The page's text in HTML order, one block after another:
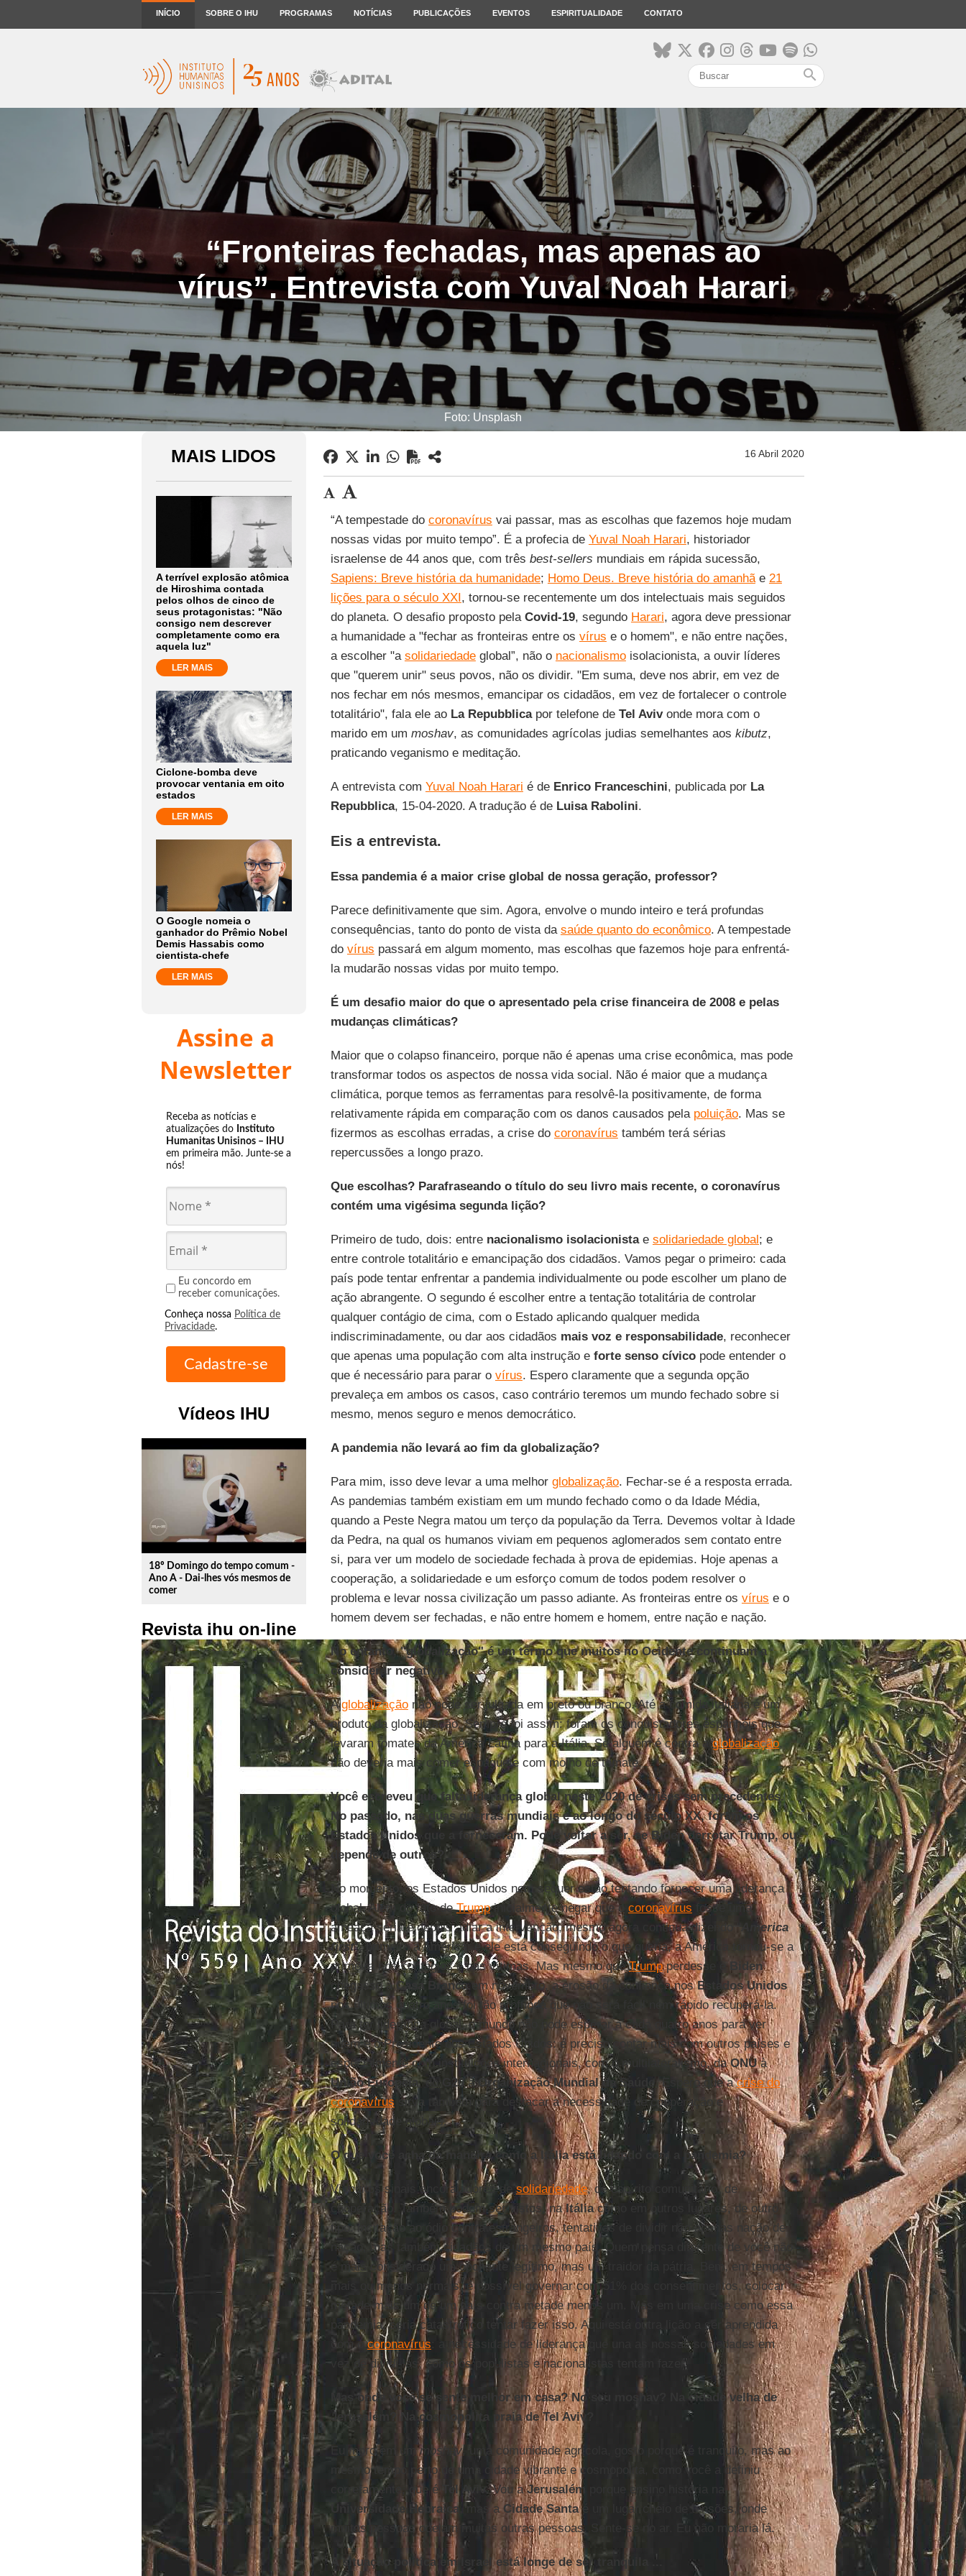
INÍCIO SOBRE O IHU PROGRAMAS NOTÍCIAS PUBLICAÇÕES EVENTOS ESPIRITUALIDADE CONTATO
search
“Fronteiras fechadas, mas apenas ao
vírus”. Entrevista com Yuval Noah Harari
Foto: Unsplash
MAIS LIDOS
A terrível explosão atômica
de Hiroshima contada
pelos olhos de cinco de
seus protagonistas: "Não
consigo nem descrever
completamente como era
aquela luz"
LER MAIS
Ciclone-bomba deve
provocar ventania em oito
estados
LER MAIS
O Google nomeia o
ganhador do Prêmio Nobel
Demis Hassabis como
cientista-chefe
LER MAIS
Assine a
Newsletter
Receba as notícias e
atualizações do Instituto
Humanitas Unisinos – IHU
em primeira mão. Junte-se a
nós!
Eu concordo em
receber comunicações.
Conheça nossa Política de
Privacidade.
Vídeos IHU
play_circle_outline
18º Domingo do tempo comum -
Ano A - Dai-lhes vós mesmos de
comer
Revista ihu on-line
16 Abril 2020
“A tempestade do coronavírus vai passar, mas as escolhas que fazemos hoje mudam
nossas vidas por muito tempo”. É a profecia de Yuval Noah Harari, historiador
israelense de 44 anos que, com três best-sellers mundiais em rápida sucessão,
Sapiens: Breve história da humanidade; Homo Deus. Breve história do amanhãe 21
lições para o século XXI, tornou-se recentemente um dos intelectuais mais seguidos
do planeta. O desafio proposto pela Covid-19, segundo Harari, agora deve pressionar
a humanidade a "fechar as fronteiras entre os vírus e o homem", e não entre nações,
a escolher "a solidariedadeglobal”, não o nacionalismoisolacionista, a ouvir líderes
que "querem unir" seus povos, não os dividir. "Em suma, deve nos abrir, em vez de
nos fechar em nós mesmos, emancipar os cidadãos, em vez de fortalecer o controle
totalitário", fala ele ao La Repubblicapor telefone de Tel Avivonde mora com o
marido em um moshav, as comunidades agrícolas judias semelhantes aos kibutz,
praticando veganismo e meditação.
A entrevista com Yuval Noah Harari é de Enrico Franceschini, publicada por La
Repubblica, 15-04-2020. A tradução é de Luisa Rabolini.
Eis a entrevista.
Essa pandemia é a maior crise global de nossa geração, professor?
Parece definitivamente que sim. Agora, envolve o mundo inteiro e terá profundas
consequências, tanto do ponto de vista da saúde quanto do econômico. A tempestade
do vírus passará em algum momento, mas escolhas que fazemos hoje para enfrentá-
la mudarão nossas vidas por muito tempo.
É um desafio maior do que o apresentado pela crise financeira de 2008 e pelas
mudanças climáticas?
Maior que o colapso financeiro, porque não é apenas uma crise econômica, mas pode
transformar todos os aspectos de nossa vida social. Não é maior que a mudança
climática, porque temos as ferramentas para resolvê-la positivamente, de forma
relativamente rápida em comparação com os danos causados pela poluição. Mas se
fizermos as escolhas erradas, a crise do coronavírus também terá sérias
repercussões a longo prazo.
Que escolhas? Parafraseando o título do seu livro mais recente, o coronavírus
contém uma vigésima segunda lição?
Primeiro de tudo, dois: entre nacionalismo isolacionistae solidariedade global; e
entre controle totalitário e emancipação dos cidadãos. Vamos pegar o primeiro: cada
país pode tentar enfrentar a pandemia individualmente ou pode escolher um plano de
ação abrangente. O segundo é escolher entre a tentação totalitária de controlar
qualquer contágio de cima, com o Estado aplicando qualquer medida
indiscriminadamente, ou dar aos cidadãos mais voz e responsabilidade, reconhecer
que apenas uma população com alta instrução e forte senso cívicopode entender o
que é necessário para parar o vírus. Espero claramente que a segunda opção
prevaleça em ambos os casos, caso contrário teremos um mundo fechado sobre si
mesmo, menos seguro e menos democrático.
A pandemia não levará ao fim da globalização?
Para mim, isso deve levar a uma melhor globalização. Fechar-se é a resposta errada.
As pandemias também existiam em um mundo fechado como o da Idade Média,
quando a Peste Negra matou um terço da população da Terra. Devemos voltar à Idade
da Pedra, na qual os humanos viviam em pequenos aglomerados sem contato entre
si, para ver um modelo de sociedade fechada à prova de epidemias. Hoje apenas a
cooperação, a solidariedade e um esforço comum de todos podem resolver o
problema e levar nossa civilização um passo adiante. As fronteiras entre os vírus e o
homem devem ser fechadas, e não entre homem e homem, entre nação e nação.
No entanto, "globalização" é um termo que muitos no Ocidente continuam a
considerar negativo.
Aglobalizaçãonão pode ser julgada em preto ou branco. Até a comida italiana é um
produto da globalização. Sempre foi assim: foram os conquistadores espanhóis que
levaram tomates da América Latina para a Itália. Se alguém é contra aglobalização,
não deveria mais comer espaguete com molho de tomate.
Você escreveu que falta liderança global neste 2020 de crises sem precedentes.
No passado, nas duas guerras mundiais e ao longo do século XX, foram os
Estados Unidos que a forneceram. Pode voltar a ser, se Biden derrotar Trump, ou
depende de outros?
No momento, os Estados Unidos nem sequer estão tentando fornecer uma liderança
global. Além do fato deTrumpinicialmente negar que o coronavírus fosse uma
ameaça séria e depois adiar a intervenção, mesmo agora continua dizendo "America
first", primeiro a América: e ele está conseguindo o que queria, a América tornou-se a
primeira nos contágios e nas vítimas. Mas mesmo queTrumpperdesse eBiden
chegasse àCasa Brancaem novembro, a erosão da confiança nosEstados Unidos
nos últimos quatro anos foi tão profunda que não será fácil nem rápido recuperá-la.
Para ter liderança global, o mundo não pode esperar a cada quatro anos para ver
quem é o Presidente dos Estados Unidos: é preciso contar mais com outros países e
especialmente com instituições internacionais, com o multilateralismo, daONUà
União Europeia, do G20àOrganização Mundial da Saúde . Espero que acrise do
coronavírus sirva também para destacar a necessidade de cooperação e
solidariedade globais.
O que você acha da maneira como a Itália está lidando com a pandemia?
Vi muitos sinais encorajadores desolidariedade, de espírito comunitário, de
cooperação. Também podem ser vistos, naItáliacomo em outros lugares, de outro
tipo: incitação ao ódio contra estrangeiros, tentativas de dividir não apenas nação de
nação, mas também cidadãos de um mesmo país. Quem pensa diferente de você não
é mais considerado um oponente legítimo, mas um traidor da pátria. Bem, em tempos
mais ou menos normais, é possível governar com 51% dos consentimentos, colocar
metade mais um de um país contra metade menos um. Mas em uma crise como essa
pandemia, seria catastrófico tentar fazer isso. Aqui está outra lição a ser aprendida
com ocoronavírus : a necessidade de liderança que una as nossas sociedades em
vez de dividi-las, como os populistas e nacionalistas tentam fazer.
Mas onde você se sente melhor em casa? No seu moshav? Na cidade velha de
Jerusalém? Na cosmopolita praia de Tel Aviv?
Eu moro em ummoshav, uma comunidade agrícola, gosto porque é tranquilo, mas ao
mesmo tempo perto de uma cidade vibrante e cosmopolita, como você a definiu
corretamente, que é
Tel Aviv . Vou aJerusalém
porque ensino história na
Universidade Hebraica , mas aCidade Santaé um lugar cheio de tensões, onde
muitas pessoas odeiam muitas outras pessoas. Sente-se no ar. Eu não moraria lá.
A situação política em Israel está longe de ser tranquila ...